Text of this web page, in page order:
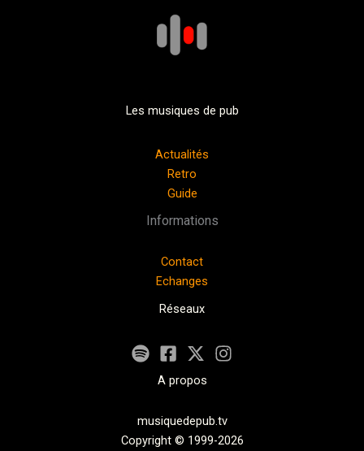
Les musiques de pub
Actualités
Retro
Guide
Informations
Contact
Echanges
Réseaux
A propos
musiquedepub.tv
Copyright © 1999-2026